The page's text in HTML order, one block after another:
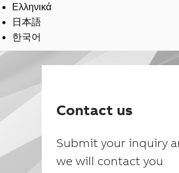
Ελληνικά
日本語
한국어
Contact us
Submit your inquiry
we will contact you